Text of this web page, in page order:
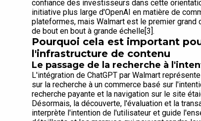
confiance des investisseurs dans cette
initiative plus large d'OpenAI en matière de
plateformes, mais Walmart est le premier
de bout en bout à grande échelle[3].
Pourquoi cela est important
l'infrastructure de contenu
Le passage de la recherche à
L'intégration de ChatGPT par Walmart
sur la recherche à un commerce basé sur
recherche payante et la navigation sur le site
Désormais, la découverte, l'évaluation et la
interprète l'intention de l'utilisateur et guide